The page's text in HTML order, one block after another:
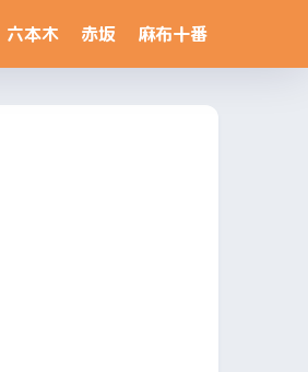
六本木 赤坂 麻布十番